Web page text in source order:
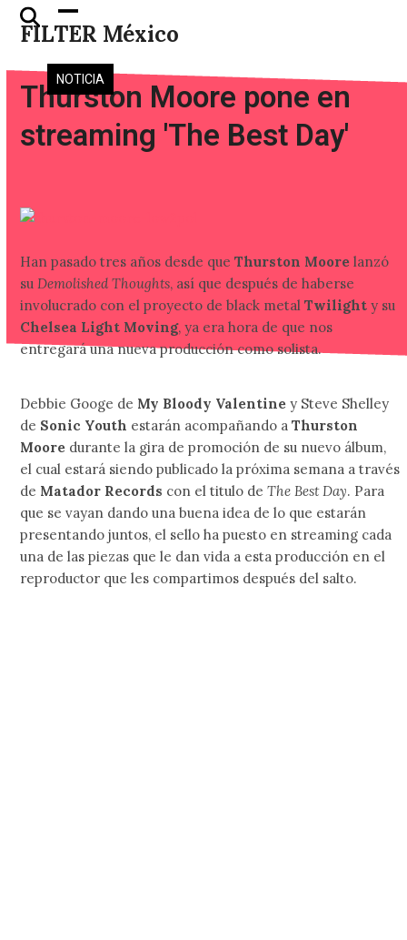
Skip
FILTER México
Open
mobile
menu
Close
mobile
menu
NOTICIA
Thurston Moore pone en
streaming 'The Best Day'
Han pasado tres años desde queThurston Moore lanzó
suDemolished Thoughts, así que después de haberse
involucrado con el proyecto de black metalTwilight y su
Chelsea Light Moving, ya era hora de que nos
entregará una nueva producción como solista.
Debbie Googe de My Bloody Valentine y Steve Shelley
de Sonic Youth estarán acompañando aThurston
Moore durante la gira de promoción de su nuevo álbum,
el cual estará siendo publicado la próxima semana a través
de Matador Records con el titulo deThe Best Day. Para
que se vayan dando una buena idea de lo que estarán
presentando juntos, el sello ha puesto en streaming cada
una de las piezas que le dan vida a esta producción en el
reproductor que les compartimos después del salto.